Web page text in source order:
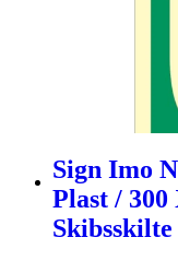
Sign Imo
Plast /